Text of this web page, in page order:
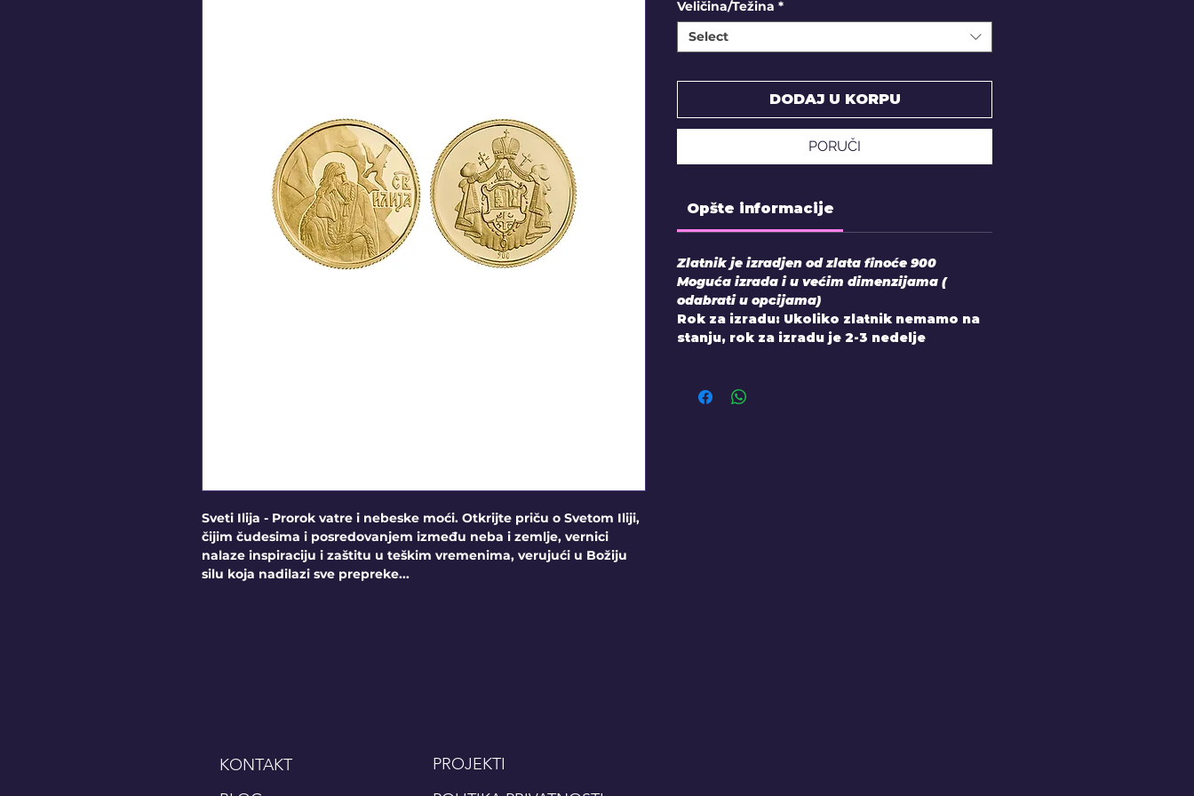
Sveti Ilija - Prorok vatre i nebeske moći. Otkrijte priču o Svetom Iliji,
čijim čudesima i posredovanjem između neba i zemlje, vernici
nalaze inspiraciju i zaštitu u teškim vremenima, verujući u Božiju
silu koja nadilazi sve prepreke...
Veličina/Težina *
Select
DODAJ U KORPU
PORUČI
Opšte informacije
Zlatnik je izradjen od zlata finoće 900
Moguća izrada i u većim dimenzijama (
odabrati u opcijama)
Rok za izradu: Ukoliko zlatnik nemamo na
stanju, rok za izradu je 2-3 nedelje
KONTAKT
PROJEKTI